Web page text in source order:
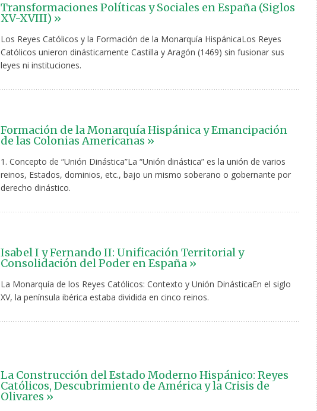
Transformaciones Políticas y Sociales en España (Siglos
XV-XVIII) »
Los Reyes Católicos y la Formación de la Monarquía HispánicaLos Reyes
Católicos unieron dinásticamente Castilla y Aragón (1469) sin fusionar sus
leyes ni instituciones.
Formación de la Monarquía Hispánica y Emancipación
de las Colonias Americanas »
1. Concepto de “Unión Dinástica”La “Unión dinástica” es la unión de varios
reinos, Estados, dominios, etc., bajo un mismo soberano o gobernante por
derecho dinástico.
Isabel I y Fernando II: Unificación Territorial y
Consolidación del Poder en España »
La Monarquía de los Reyes Católicos: Contexto y Unión DinásticaEn el siglo
XV, la península ibérica estaba dividida en cinco reinos.
La Construcción del Estado Moderno Hispánico: Reyes
Católicos, Descubrimiento de América y la Crisis de
Olivares »